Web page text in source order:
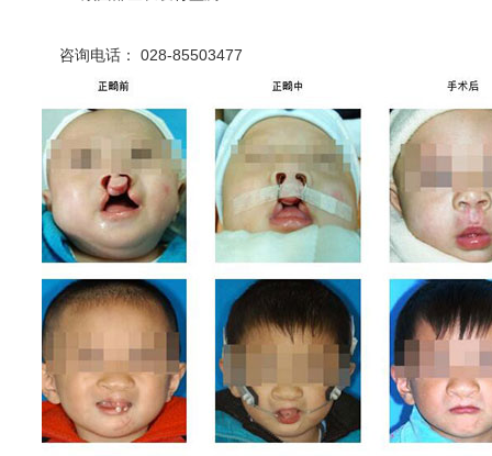
咨询电话： 028-85503477